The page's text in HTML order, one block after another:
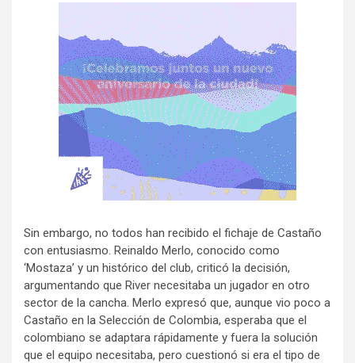
Sin embargo, no todos han recibido el fichaje de Castaño
con entusiasmo. Reinaldo Merlo, conocido como
‘Mostaza’ y un histórico del club, criticó la decisión,
argumentando que River necesitaba un jugador en otro
sector de la cancha. Merlo expresó que, aunque vio poco a
Castaño en la Selección de Colombia, esperaba que el
colombiano se adaptara rápidamente y fuera la solución
que el equipo necesitaba, pero cuestionó si era el tipo de